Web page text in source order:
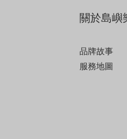
關於島嶼
品牌故事
服務地圖